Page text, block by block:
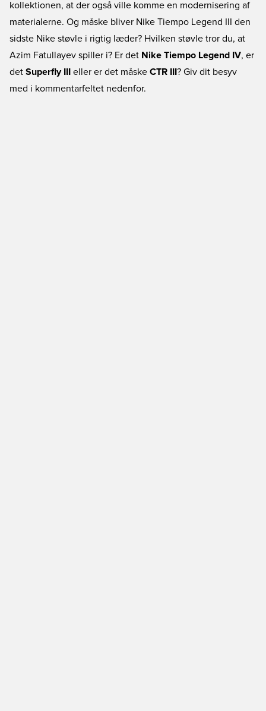
kollektionen, at der også ville komme en modernisering af
materialerne. Og måske bliver Nike Tiempo Legend III den
sidste Nike støvle i rigtig læder? Hvilken støvle tror du, at
Azim Fatullayev spiller i? Er det Nike Tiempo Legend IV, er
det Superfly III eller er det måske CTR III ? Giv dit besyv
med i kommentarfeltet nedenfor.